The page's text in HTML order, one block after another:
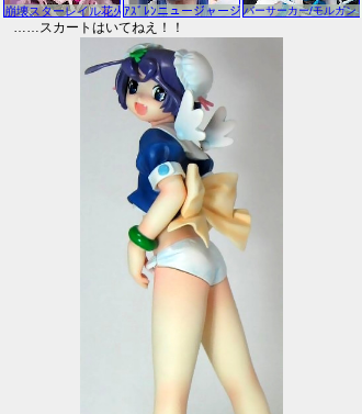
……スカートはいてねえ！！